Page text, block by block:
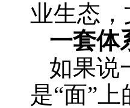
业生态
一套体
如果说
是“面”